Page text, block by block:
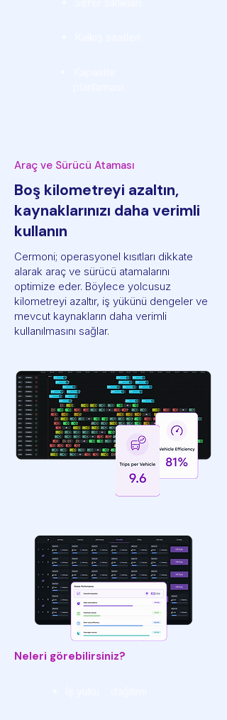
Araç ve Sürücü Ataması
Boş kilometreyi azaltın,
kaynaklarınızı daha verimli
kullanın
Cermoni; operasyonel kısıtları dikkate
alarak araç ve sürücü atamalarını
optimize eder. Böylece yolcusuz
kilometreyi azaltır, iş yükünü dengeler ve
mevcut kaynakların daha verimli
kullanılmasını sağlar.
Neleri görebilirsiniz?